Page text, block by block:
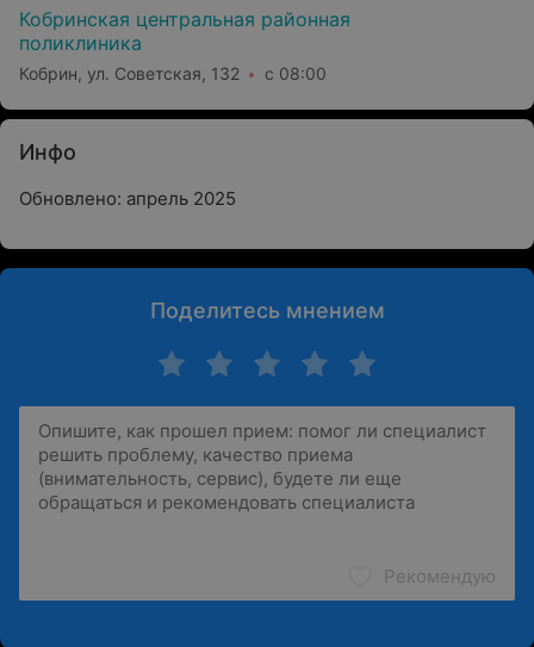
Кобринская центральная районная
поликлиника
Кобрин, ул. Советская, 132 с 08:00
Инфо
Обновлено: апрель 2025
Поделитесь мнением
Рекомендую